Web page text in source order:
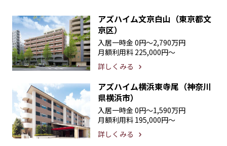
アズハイム文京白山（東京都文
京区）
入居一時金 0円〜2,790万円
月額利用料 225,000円〜
詳しくみる
アズハイム横浜東寺尾（神奈川
県横浜市）
入居一時金 0円〜1,590万円
月額利用料 195,000円〜
詳しくみる